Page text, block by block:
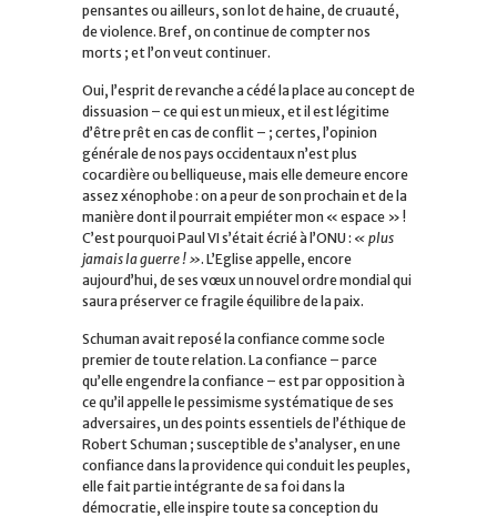
pensantes ou ailleurs, son lot de haine, de cruauté,
de violence. Bref, on continue de compter nos
morts ; et l’on veut continuer.
Oui, l’esprit de revanche a cédé la place au concept de
dissuasion – ce qui est un mieux, et il est légitime
d’être prêt en cas de conflit – ; certes, l’opinion
générale de nos pays occidentaux n’est plus
cocardière ou belliqueuse, mais elle demeure encore
assez xénophobe : on a peur de son prochain et de la
manière dont il pourrait empiéter mon « espace » !
C’est pourquoi Paul VI s’était écrié à l’ONU : « plus
jamais la guerre ! ». L’Eglise appelle, encore
aujourd’hui, de ses vœux un nouvel ordre mondial qui
saura préserver ce fragile équilibre de la paix.
Schuman avait reposé la confiance comme socle
premier de toute relation. La confiance – parce
qu’elle engendre la confiance – est par opposition à
ce qu’il appelle le pessimisme systématique de ses
adversaires, un des points essentiels de l’éthique de
Robert Schuman ; susceptible de s’analyser, en une
confiance dans la providence qui conduit les peuples,
elle fait partie intégrante de sa foi dans la
démocratie, elle inspire toute sa conception du